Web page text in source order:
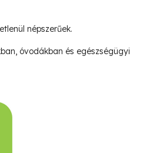
népszerűek.
óvodákban és egészségügyi